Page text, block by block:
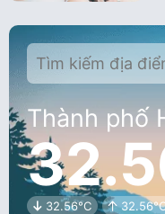
Thành phố
32.56°C